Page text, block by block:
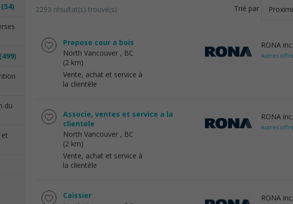
(54)
du
2293 résultat(s) trouvé(s) Trié par
Prepose cour a bois
North Vancouver , BC
(2 km)
Vente, achat et service à
la clientèle
RONA inc.
Autres
Associe, ventes et service a la
clientele
North Vancouver , BC
(2 km)
Vente, achat et service à
la clientèle
RONA inc.
Autres
Caissier
RONA inc.